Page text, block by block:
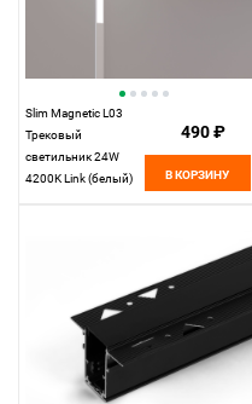
Slim Magnetic L03
Трековый
светильник 24W
4200K Link (белый)
490 ₽
В КОРЗИНУ